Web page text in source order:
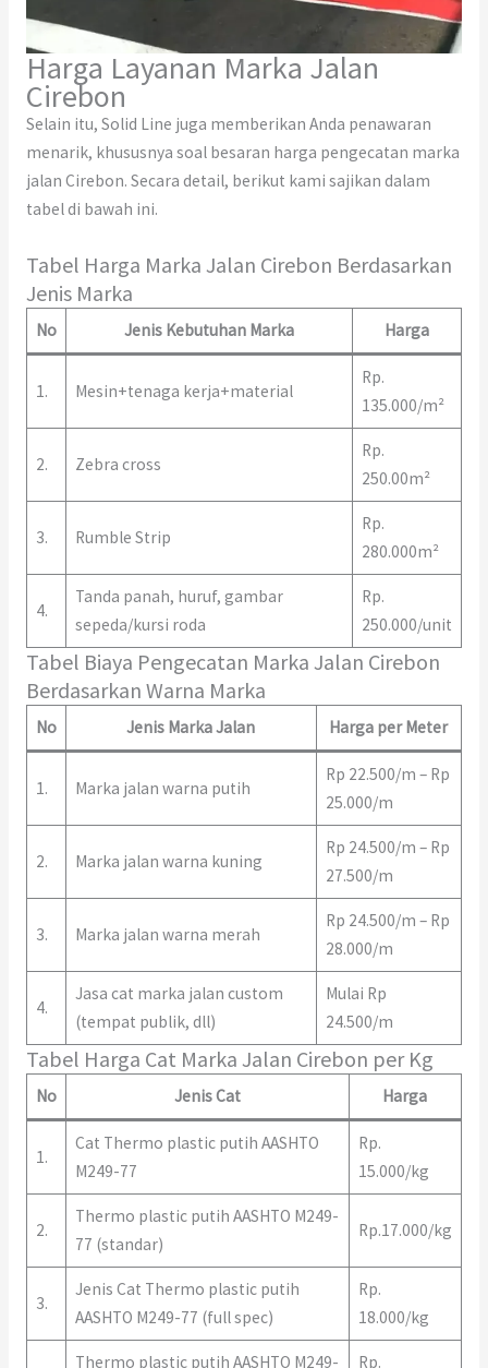
Harga Layanan Marka Jalan
Cirebon
Selain itu, Solid Line juga memberikan Anda penawaran
menarik, khususnya soal besaran harga pengecatan marka
jalan Cirebon. Secara detail, berikut kami sajikan dalam
tabel di bawah ini.
Tabel Harga Marka Jalan Cirebon Berdasarkan
Jenis Marka
No Jenis Kebutuhan Marka Harga
1. Mesin+tenaga kerja+material
Rp.
135.000/m²
2. Zebra cross
Rp.
250.00m²
3. Rumble Strip
Rp.
280.000m²
4.
Tanda panah, huruf, gambar
sepeda/kursi roda
Rp.
250.000/unit
Tabel Biaya Pengecatan Marka Jalan Cirebon
Berdasarkan Warna Marka
No Jenis Marka Jalan Harga per Meter
1. Marka jalan warna putih
Rp 22.500/m – Rp
25.000/m
2. Marka jalan warna kuning
Rp 24.500/m – Rp
27.500/m
3. Marka jalan warna merah
Rp 24.500/m – Rp
28.000/m
4.
Jasa cat marka jalan custom
(tempat publik, dll)
Mulai Rp
24.500/m
Tabel Harga Cat Marka Jalan Cirebon per Kg
No Jenis Cat Harga
1.
Cat Thermo plastic putih AASHTO
M249-77
Rp.
15.000/kg
2.
Thermo plastic putih AASHTO M249-
77 (standar)
Rp.17.000/kg
3.
Jenis Cat Thermo plastic putih
AASHTO M249-77 (full spec)
Rp.
18.000/kg
Thermo plastic putih AASHTO M249-
Rp.